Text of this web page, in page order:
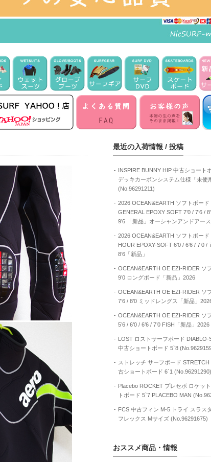
最近の入荷情報 / 投稿
INSPIRE BUNNY HIP 中古ショート
デッキカーボンシステム仕様「未使
(No.96291211)
2026 OCEAN&EARTH ソフトボード
GENERAL EPOXY SOFT 7’0 / 7’6 /
9’6 「新品」オーシャンアンドアース
2026 OCEAN&EARTH ソフトボード
HOUR EPOXY-SOFT 6’0 / 6’6 / 7’0 /
8’6「新品」
OCEAN&EARTH OE EZI-RIDER ソ
9’0 ロングボード「新品」2026
OCEAN&EARTH OE EZI-RIDER ソ
7’6 / 8’0 ミッドレングス「新品」
OCEAN&EARTH OE EZI-RIDER ソ
5’6 / 6’0 / 6’6 / 7’0 FISH「新品」2026
LOST ロストサーフボード DIABLO-
中古ショートボード 5`8
ストレッチ サーフボード STRETCH
古ショートボード 6`1 (No.96291290)
Placebo ROCKET プレセボ ロケッ
トボード 5`7 PLACEBO MAN
FCS 中古フィン M-5 トライ スラス
フレックス Mサイズ (No.96291675)
おススメ商品・情報